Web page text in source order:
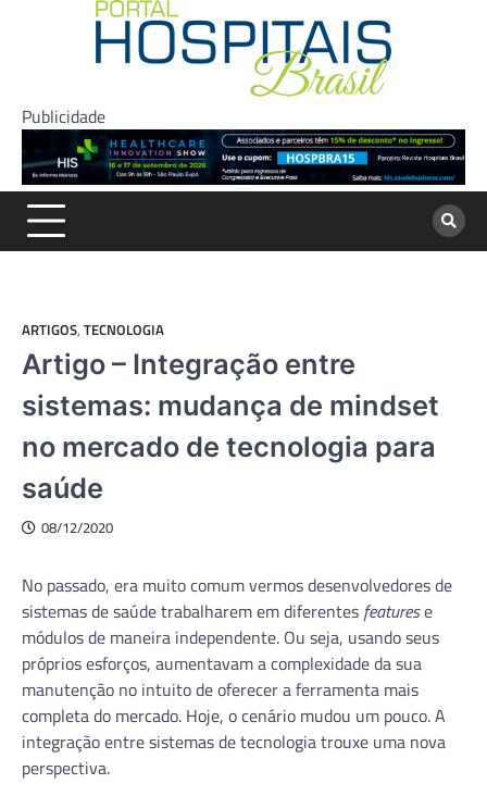
Publicidade
ARTIGOS, TECNOLOGIA
Artigo – Integração entre
sistemas: mudança de mindset
no mercado de tecnologia para
saúde
08/12/2020
No passado, era muito comum vermos desenvolvedores de
sistemas de saúde trabalharem em diferentes featurese
módulos de maneira independente. Ou seja, usando seus
próprios esforços, aumentavam a complexidade da sua
manutenção no intuito de oferecer a ferramenta mais
completa do mercado. Hoje, o cenário mudou um pouco. A
integração entre sistemas de tecnologia trouxe uma nova
perspectiva.